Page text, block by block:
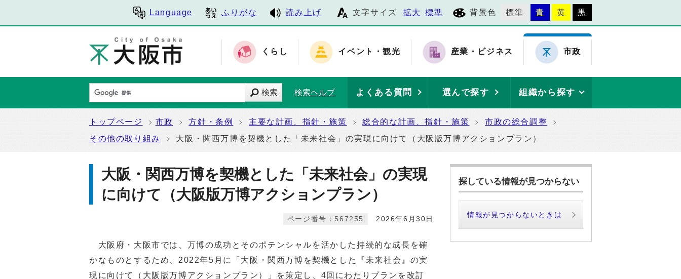
Language ふりがな 読み上げ 文字サイズ 拡大 標準 背景色 標準 青 黄 黒
くらし イベント・観光 産業・ビジネス 市政
検索 検索ヘルプ よくある質問 選んで探す 組織から探す
トップページ 市政 方針・条例 主要な計画、指針・施策 総合的な計画、指針・施策
市政の総合調整
その他の取り組み
大阪・関西万博を契機とした「未来社会」の実現に向けて（大阪版万博アクションプラン）
大阪・関西万博を契機とした「未来社会」の実現
に向けて（大阪版万博アクションプラン）
2026年6月30日
ページ番号：567255
大阪府・大阪市では、万博の成功とそのポテンシャルを活かした持続的な成長を確
かなものとするため、2022年5月に「大阪・関西万博を契機とした『未来社会』の実
現に向けて（大阪版万博アクションプラン）」を策定し、4回にわたりプランを改訂
探している情報が見つからない
情報が見つからないときは